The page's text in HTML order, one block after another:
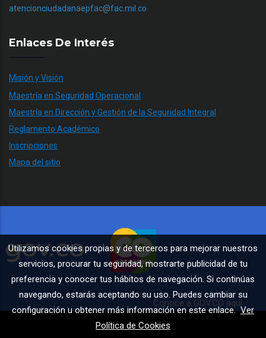
atencionciudadanaepfac@fac.mil.co
Enlaces De Interés
Misión y Visión
Maestría en Seguridad Operacional
Maestría en Dirección y Gestión de la Seguridad Integral
Reglamento Académico
Inscripciones
Mapa del sitio
Conoce a GOV.CO aquí
Utilizamos cookies propias y de terceros para mejorar nuestros
servicios, procurar tu seguridad, mostrarte publicidad de tu
preferencia y conocer tus hábitos de navegación. Si continúas
navegando, estarás aceptando su uso. Puedes cambiar su
configuración u obtener más información en este enlace.Ver
Política de Cookies